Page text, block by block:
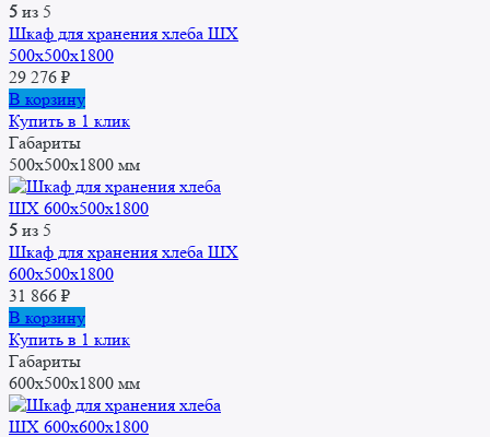
5 из 5
Шкаф для хранения хлеба ШХ
500x500x1800
29 276 ₽
В корзину
Купить в 1 клик
Габариты
500x500x1800 мм
5 из 5
Шкаф для хранения хлеба ШХ
600x500x1800
31 866 ₽
В корзину
Купить в 1 клик
Габариты
600x500x1800 мм